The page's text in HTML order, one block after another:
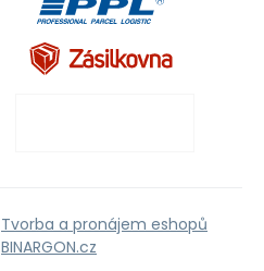
Tvorba a pronájem eshopů
BINARGON.cz